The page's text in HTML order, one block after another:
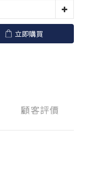
立即購買
顧客評價